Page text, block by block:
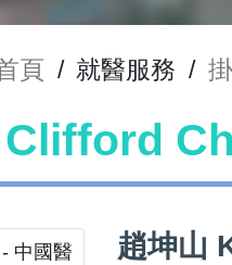
頁 / 就醫服務 /
趙坤山